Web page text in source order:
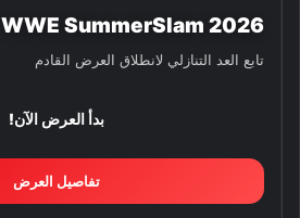
WWE SummerSlam 2026
تابع العد التنازلي لانطلاق العرض القادم
بدأ العرض الآن!
تفاصيل العرض